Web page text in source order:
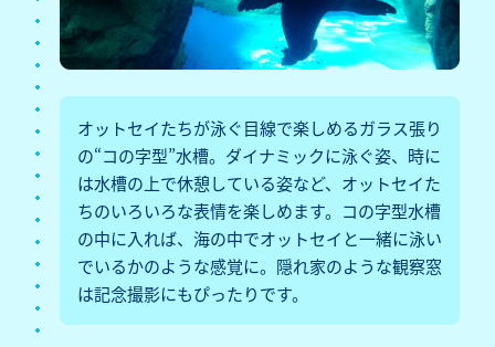
オットセイたちが泳ぐ目線で楽しめるガラス張り
の“コの字型”水槽。ダイナミックに泳ぐ姿、時に
は水槽の上で休憩している姿など、オットセイた
ちのいろいろな表情を楽しめます。コの字型水槽
の中に入れば、海の中でオットセイと一緒に泳い
でいるかのような感覚に。隠れ家のような観察窓
は記念撮影にもぴったりです。